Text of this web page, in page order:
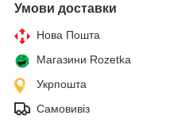
Умови доставки
Нова Пошта
Магазини Rozetka
Укрпошта
Самовивіз